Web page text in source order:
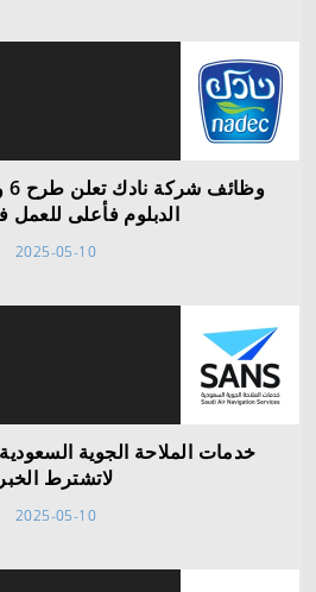
الدبلوم فأعلى للعمل
2025-05-10
خدمات الملاحة الجوية
لاتشترط
2025-05-10